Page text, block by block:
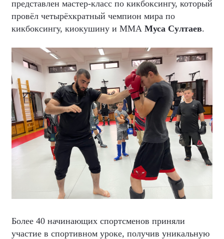
представлен мастер-класс по кикбоксингу, который
провёл четырёхкратный чемпион мира по
кикбоксингу, киокушину и ММА Муса Султаев.
Более 40 начинающих спортсменов приняли
участие в спортивном уроке, получив уникальную